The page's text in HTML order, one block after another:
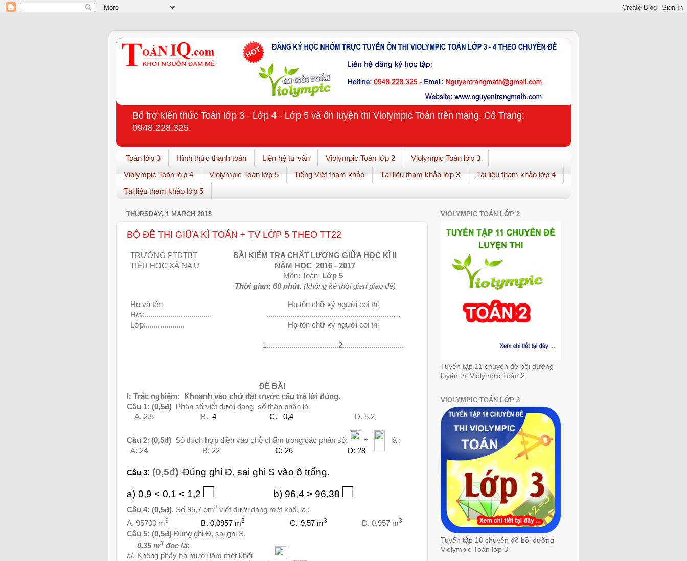
Bổ trợ kiến thức Toán lớp 3 - Lớp 4 - Lớp 5 và ôn luyện thi Violympic Toán trên mạng. Cô Trang:
0948.228.325.
Toán lớp 3 Hình thức thanh toán Liên hệ tư vấn Violympic Toán lớp 2
Violympic Toán lớp 3
Violympic Toán lớp 4
Violympic Toán lớp 5 Tiếng Việt tham khảo Tài liệu tham khảo lớp 3
Tài liệu tham khảo lớp 4
Tài liệu tham khảo lớp 5
THURSDAY, 1 MARCH 2018
BỘ ĐỀ THI GIỮA KÌ TOÁN + TV LỚP 5 THEO TT22
TR­ƯỜNG PTDTBT
TIỂU HỌC XÃ NA Ư
BÀI KIỂM TRA CHẤT LƯỢNG GIỮA HỌC KÌ II
NĂM HỌC 2016 - 2017
Môn: Toán
Lớp 5
Thời gian: 60 phút. (không kể thời gian giao đề)
Họ và tên
H/s:.................................
Lớp:...................
Họ tên chữ ký người coi thi
..............................................................…
Họ tên chữ ký người coi thi
1...................................2..............................
ĐỀ BÀI
I: Trắc nghiệm:
Khoanh vào chữ đặt trước câu trả lời đúng.
Câu 1: (0,5đ) Phân số viết dưới dạng số thập phân là
A. 2,5
B. 4 C. 0,4 D. 5,2
Câu 2: (0,5đ) Số thích hợp điền vào chỗ chấm trong các phân số: =
là :
A: 24
B: 22 C: 26 D: 28
Câu 3: (0,5đ) Đúng ghi Đ, sai ghi S vào ô trống.
a) 0,9 < 0,1 < 1,2 □ b) 96,4 > 96,38 □
Câu 4: (0,5đ). Số 95,7 dm3 viết dưới dạng mét khối là :
A. 95700 m3 B. 0,0957 m3 C. 9,57 m3 D. 0,957 m3
Câu 5: (0,5đ) Đúng ghi Đ, sai ghi S.
0,35 m3 đọc là:
a/. Không phẩy ba mươi lăm mét khối
VIOLYMPIC TOÁN LỚP 2
Tuyển tập 11 chuyên đề bồi dưỡng
luyện thi Violympic Toán 2
VIOLYMPIC TOÁN LỚP 3
Tuyển tập 18 chuyên đề bồi dưỡng
Violympic Toán lớp 3